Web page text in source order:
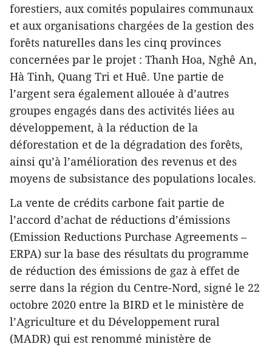
forestiers, aux comités populaires communaux
et aux organisations chargées de la gestion des
forêts naturelles dans les cinq provinces
concernées par le projet : Thanh Hoa, Nghê An,
Hà Tinh, Quang Tri et Huê. Une partie de
l’argent sera également allouée à d’autres
groupes engagés dans des activités liées au
développement, à la réduction de la
déforestation et de la dégradation des forêts,
ainsi qu’à l’amélioration des revenus et des
moyens de subsistance des populations locales.
La vente de crédits carbone fait partie de
l’accord d’achat de réductions d’émissions
(Emission Reductions Purchase Agreements –
ERPA) sur la base des résultats du programme
de réduction des émissions de gaz à effet de
serre dans la région du Centre-Nord, signé le 22
octobre 2020 entre la BIRD et le ministère de
l’Agriculture et du Développement rural
(MADR) qui est renommé ministère de